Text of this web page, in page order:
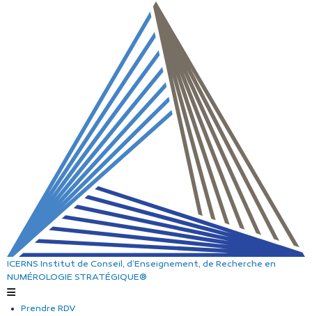
ICERNS Institut de Conseil, d’Enseignement, de Recherche en
NUMÉROLOGIE STRATÉGIQUE®
Prendre RDV